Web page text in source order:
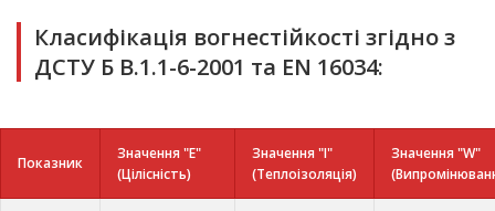
Класифікація вогнестійкості згідно з
ДСТУ Б В.1.1-6-2001 та EN 16034:
Показник
Значення "E"
(Цілісність)
Значення "I"
(Теплоізоляція)
Значення "W"